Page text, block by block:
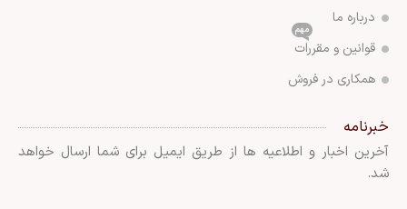
درباره ما
قوانین و مقررات
مهم
همکاری در فروش
خبرنامه
آخرین اخبار و اطلاعیه ها از طریق ایمیل برای شما ارسال خواهد
شد.